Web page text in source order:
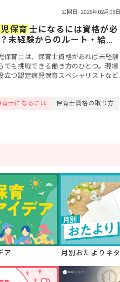
公開日: 2026年02月03日
保育 士になるには資格が必
未経験からのルート・給
保育士は、保育士資格があれば未経験
でも挑戦できる働き方のひとつ。現場
立つ認定病児保育スペシャリストなど
児保育室...
育士になるには 保育士資格の取り方
ア 月別おたよりネタ